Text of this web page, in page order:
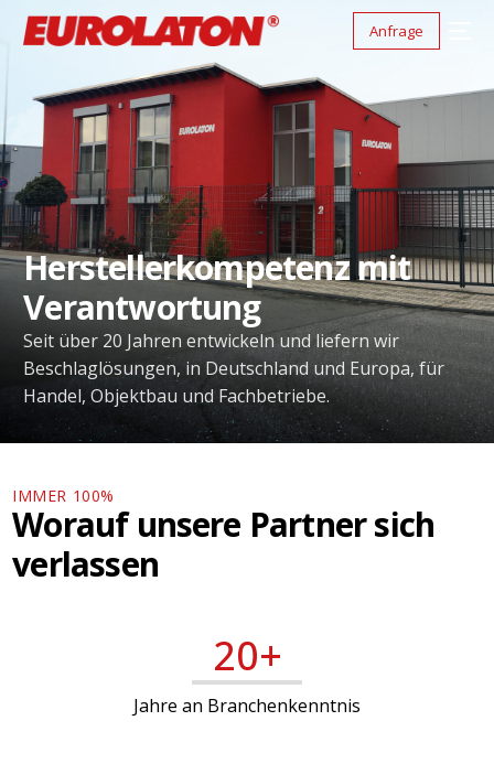
Anfrage
Herstellerkompetenz mit
Verantwortung
Seit über 20 Jahren entwickeln und liefern wir
Beschlaglösungen, in Deutschland und Europa, für
Handel, Objektbau und Fachbetriebe.
IMMER 100%
Worauf unsere Partner sich
verlassen
20+
Jahre an Branchenkenntnis